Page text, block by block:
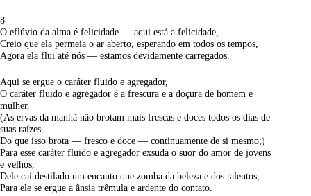
8
O eflúvio da alma é felicidade — aqui está a felicidade,
Creio que ela permeia o ar aberto, esperando em todos os tempos,
Agora ela flui até nós — estamos devidamente carregados.
Aqui se ergue o caráter fluido e agregador,
O caráter fluido e agregador é a frescura e a doçura de homem e
mulher,
(As ervas da manhã não brotam mais frescas e doces todos os dias de
suas raízes
Do que isso brota — fresco e doce — continuamente de si mesmo;)
Para esse caráter fluido e agregador exsuda o suor do amor de jovens
e velhos,
Dele cai destilado um encanto que zomba da beleza e dos talentos,
Para ele se ergue a ânsia trêmula e ardente do contato.